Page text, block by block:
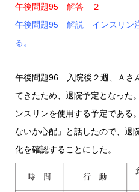
午後問題95 解答 ２
午後問題95 解説 インスリン
る。
午後問題96 入院後２週、Ａさ
てきたため、退院予定となった
ンスリンを使用する予定である
ないか心配」と話したので、退
化を確認することにした。